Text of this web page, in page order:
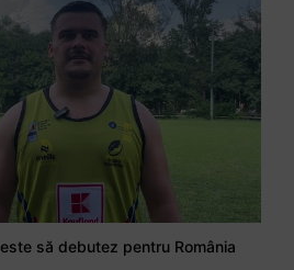
să debutez pentru România